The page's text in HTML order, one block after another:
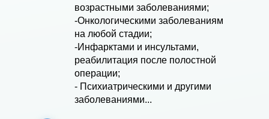
возрастными заболеваниями;
-Онкологическими заболеваниям
на любой стадии;
-Инфарктами и инсультами,
реабилитация после полостной
операции;
- Психиатрическими и другими
заболеваниями...